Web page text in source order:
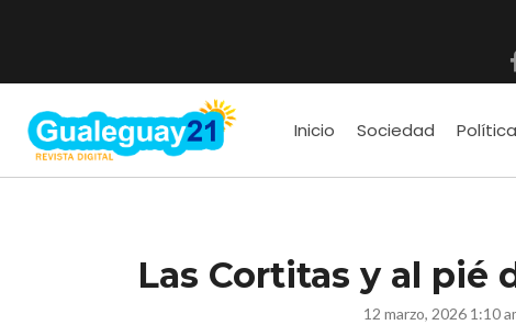
Inicio Sociedad Política
Las Cortitas y al pié
12 marzo, 2026 1:10